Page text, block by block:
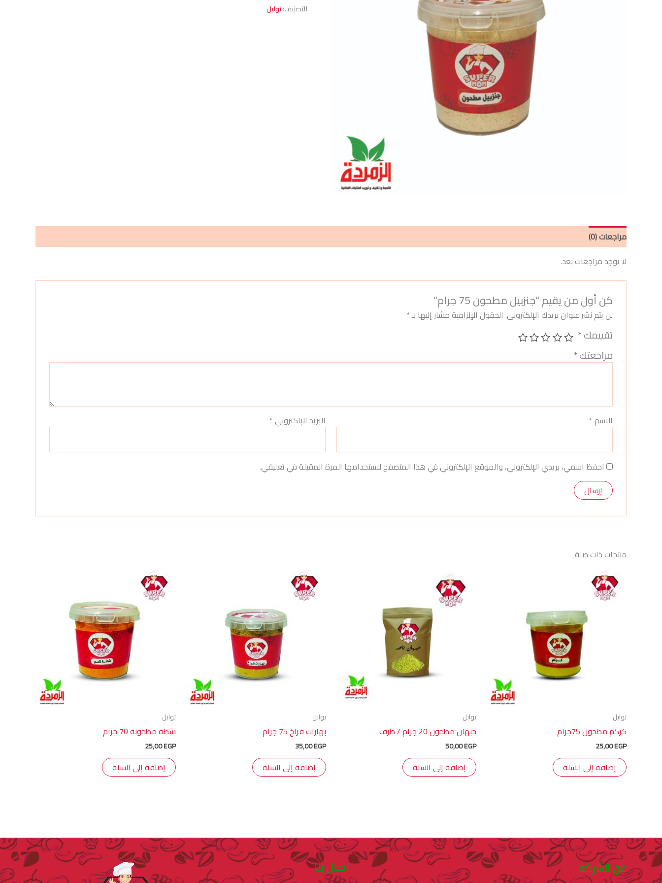
التصنيف:توابل
مراجعات (0)
لا توجد مراجعات بعد.
كن أول من يقيم “جنزبيل مطحون 75 جرام”
لن يتم نشر عنوان بريدك الإلكتروني. الحقول الإلزامية مشار إليها بـ*
تقييمك*
مراجعتك*
الاسم* البريد الإلكتروني*
احفظ اسمي، بريدي الإلكتروني، والموقع الإلكتروني في هذا المتصفح لاستخدامها المرة المقبلة في تعليقي.
منتجات ذات صلة
توابل
كركم مطحون 75جرام
25,00EGP
إضافة إلى السلة
توابل
حبهان مطحون 20 جرام / ظرف
50,00EGP
إضافة إلى السلة
توابل
بهارات فراخ 75 جرام
35,00EGP
إضافة إلى السلة
توابل
شطة مطحونة 70 جرام
25,00EGP
إضافة إلى السلة
عن الشركه اتصل بنا